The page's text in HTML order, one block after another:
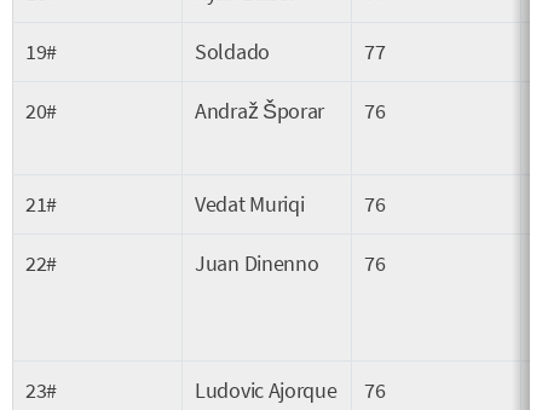
19# Soldado 77
20# Andraž Šporar 76
21# Vedat Muriqi 76
22# Juan Dinenno 76
23# Ludovic Ajorque 76